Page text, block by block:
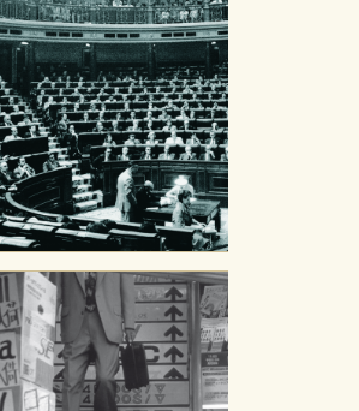
son necesarias para que nuestro sitio
y no es posible deshabilitarlas desde
Es posible hacerlo desde el
en ese caso es posible que algunas
web dejen de funcionar
y analíticas
se utilizan para mejorar su experiencia
y optimizar el funcionamiento de
Almacenan configuraciones de
que no tenga que reconfigurarlos cada
La información es agregada y, por lo
y redes sociales
son gestionadas por nuestros socios
se utilizan para mostrar publicidad
sus intereses en otros sitios. No
información personal sino
en la identificación única de su
de internet.